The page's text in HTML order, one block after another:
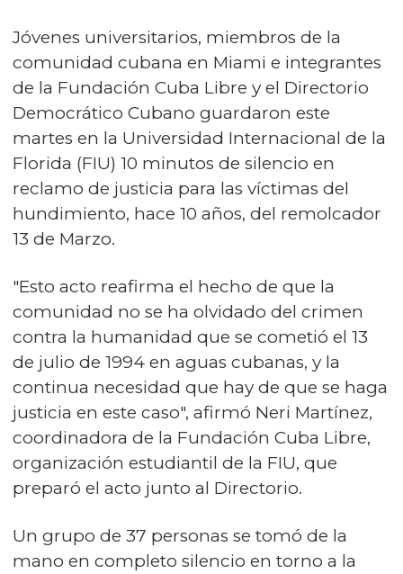
Jóvenes universitarios, miembros de la
comunidad cubana en Miami e integrantes
de la Fundación Cuba Libre y el Directorio
Democrático Cubano guardaron este
martes en la Universidad Internacional de la
Florida (FIU) 10 minutos de silencio en
reclamo de justicia para las víctimas del
hundimiento, hace 10 años, del remolcador
13 de Marzo.
"Esto acto reafirma el hecho de que la
comunidad no se ha olvidado del crimen
contra la humanidad que se cometió el 13
de julio de 1994 en aguas cubanas, y la
continua necesidad que hay de que se haga
justicia en este caso", afirmó Neri Martínez,
coordinadora de la Fundación Cuba Libre,
organización estudiantil de la FIU, que
preparó el acto junto al Directorio.
Un grupo de 37 personas se tomó de la
mano en completo silencio en torno a la